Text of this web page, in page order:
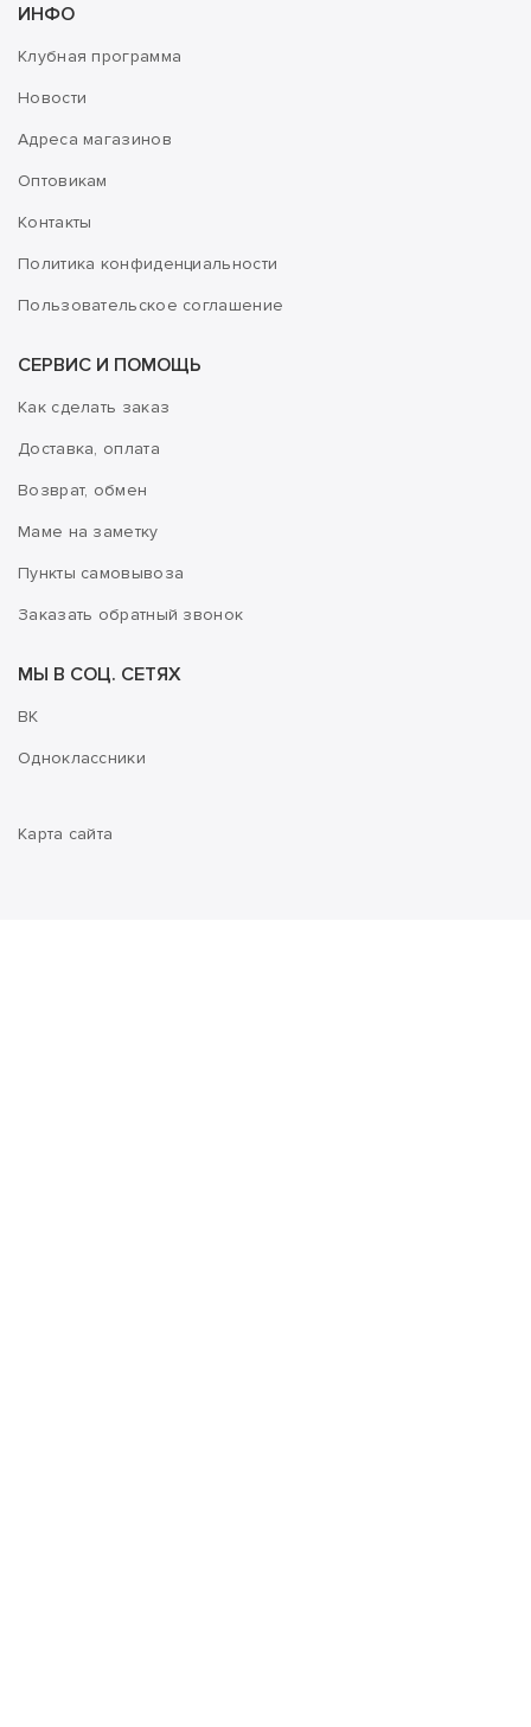
ИНФО
Клубная программа
Новости
Адреса магазинов
Оптовикам
Контакты
Политика конфиденциальности
Пользовательское соглашение
СЕРВИС И ПОМОЩЬ
Как сделать заказ
Доставка, оплата
Возврат, обмен
Маме на заметку
Пункты самовывоза
Заказать обратный звонок
МЫ В СОЦ. СЕТЯХ
ВК
Одноклассники
Карта сайта